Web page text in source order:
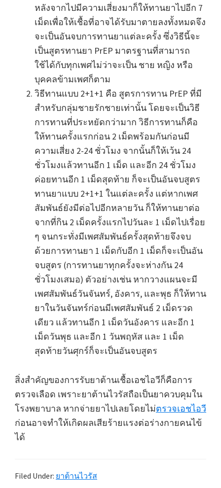
หลังจากไปมีความเสี่ยงมาก็ให้ทานยาไปอีก 7
เม็ดเพื่อให้เชื้อที่อาจได้รับมาตายลงทั้งหมดจึง
จะเป็นอันจบการทานยาแต่ละครั้ง ซึ่งวิธีนี้จะ
เป็นสูตรทานยา PrEP มาตรฐานที่สามารถ
ใช้ได้กับทุกเพศไม่ว่าจะเป็น ชาย หญิง หรือ
บุคคลข้ามเพศก็ตาม
วิธีทานแบบ 2+1+1 คือ สูตรการทาน PrEP ที่มี
สำหรับกลุ่มชายรักชายเท่านั้น โดยจะเป็นวิธี
การทานที่ประหยัดกว่ามาก วิธีการทานก็คือ
ให้ทานครั้งแรกก่อน 2 เม็ดพร้อมกันก่อนมี
ความเสี่ยง 2-24 ชั่วโมง จากนั้นก็ให้เว้น 24
ชั่วโมงแล้วทานอีก 1 เม็ด และอีก 24 ชั่วโมง
ค่อยทานอีก 1 เม็ดสุดท้าย ก็จะเป็นอันจบสูตร
ทานยาแบบ 2+1+1 ในแต่ละครั้ง แต่หากเพศ
สัมพันธ์ยังมีต่อไปอีกหลายวัน ก็ให้ทานยาต่อ
จากที่กิน 2 เม็ดครั้งแรกไปวันละ 1 เม็ดไปเรื่อย
ๆ จนกระทั่งมีเพศสัมพันธ์ครั้งสุดท้ายจึงจบ
ด้วยการทานยา 1 เม็ดกับอีก 1 เม็ดก็จะเป็นอัน
จบสูตร (การทานยาทุกครั้งจะห่างกัน 24
ชั่วโมงเสมอ) ตัวอย่างเช่น หากวางแผนจะมี
เพศสัมพันธ์วันจันทร์, อังคาร, และพุธ ก็ให้ทาน
ยาในวันจันทร์ก่อนมีเพศสัมพันธ์ 2 เม็ดรวด
เดียว แล้วทานอีก 1 เม็ดวันอังคาร และอีก 1
เม็ดวันพุธ และอีก 1 วันพฤหัส และ 1 เม็ด
สุดท้ายวันศุกร์ก็จะเป็นอันจบสูตร
สิ่งสำคัญของการรับยาต้านเชื้อเอชไอวีก็คือการ
ตรวจเลือด เพราะยาต้านไวรัสถือเป็นยาควบคุมใน
โรงพยาบาล หากจ่ายยาไปเลยโดยไม่ตรวจเอชไอวี
ก่อนอาจทำให้เกิดผลเสียร้ายแรงต่อร่างกายคนไข้
ได้
Filed Under: ยาต้านไวรัส